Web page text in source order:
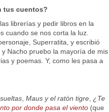
tus cuentos?
librerías y pedir libros en la
cuando se nos corta la luz.
Superratita, y escribió
Nacho pruebo la mayoría de mis
y poemas. Y, como les pasa a
, Maus y el ratón tigre, ¿Te
por donde pasa el viento(que